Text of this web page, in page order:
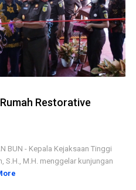
Restorative
BUN - Kepala Kejaksaan Tinggi
S.H., M.H. menggelar kunjungan